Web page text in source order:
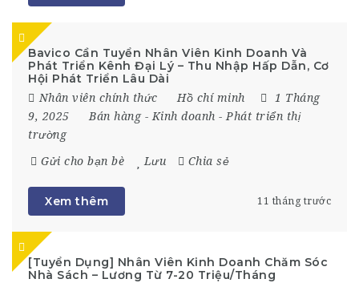
Bavico Cần Tuyển Nhân Viên Kinh Doanh Và
Phát Triển Kênh Đại Lý – Thu Nhập Hấp Dẫn, Cơ
Hội Phát Triển Lâu Dài
Nhân viên chính thức Hồ chí minh
1 Tháng
9, 2025
Bán hàng- Kinh doanh - Phát triển thị
trường
Gửi cho bạn bè Lưu Chia sẻ
Xem thêm 11 tháng trước
[Tuyển Dụng] Nhân Viên Kinh Doanh Chăm Sóc
Nhà Sách – Lương Từ 7-20 Triệu/Tháng